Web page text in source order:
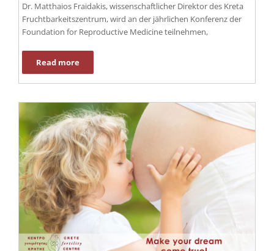
Dr. Matthaios Fraidakis, wissenschaftlicher Direktor des Kreta
Fruchtbarkeitszentrum, wird an der jährlichen Konferenz der
Foundation for Reproductive Medicine teilnehmen,
Read more